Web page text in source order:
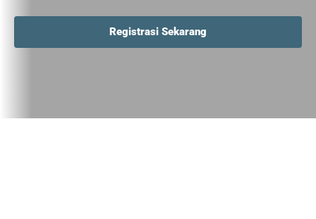
Registrasi Sekarang